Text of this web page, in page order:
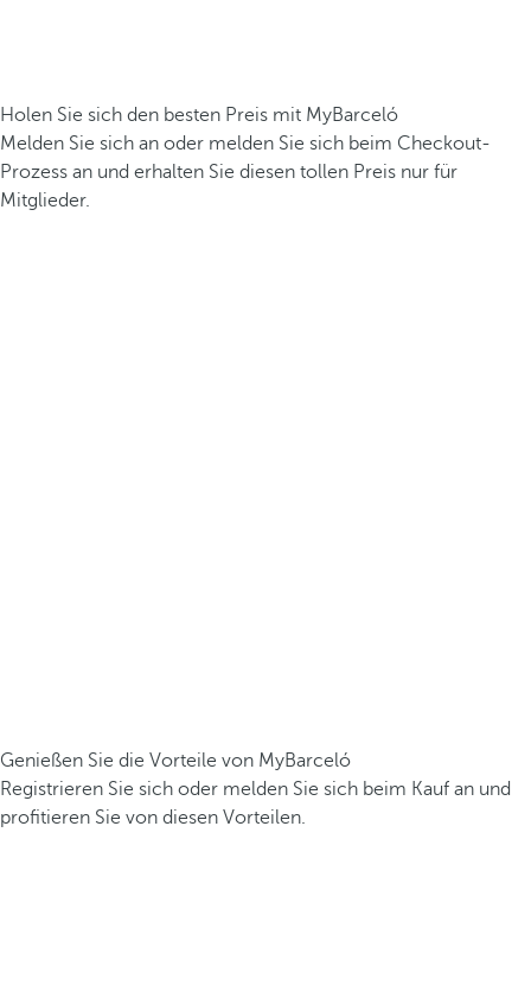
Holen Sie sich den besten Preis mit MyBarceló
Melden Sie sich an oder melden Sie sich beim Checkout-
Prozess an und erhalten Sie diesen tollen Preis nur für
Mitglieder.
Genießen Sie die Vorteile von MyBarceló
Registrieren Sie sich oder melden Sie sich beim Kauf an und
profitieren Sie von diesen Vorteilen.